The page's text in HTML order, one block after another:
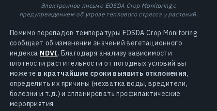
Электронное письмо EOSDA Crop Monitoring с
предупреждением об угрозе теплового стресса у растений.
Помимо перепадов температуры EOSDA Crop Monitoring
сообщает об изменении значений вегетационного
индекса NDVI. Благодаря анализу зависимости
плотности растительности от погодных условий вы
можете в кратчайшие сроки выявить отклонения,
определить их причины (нехватка воды, вредители,
болезни и т.д.) и спланировать профилактические
мероприятия.